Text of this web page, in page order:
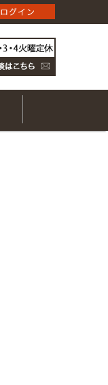
ログイン